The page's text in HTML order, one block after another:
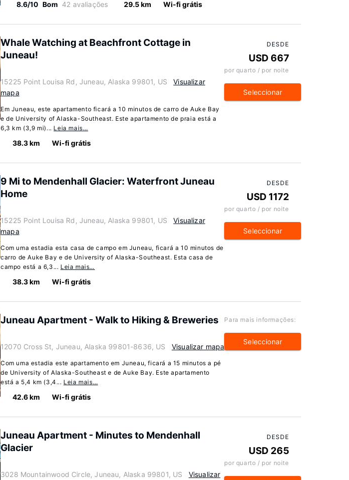
8.6/10 Bom 42 avaliações 29.5 km Wi-fi grátis
Whale Watching at Beachfront Cottage in
Juneau!
15225 Point Louisa Rd, Juneau, Alaska 99801, US
Visualizar
mapa
Em Juneau, este apartamento ficará a 10 minutos de carro de Auke Bay
e de University of Alaska-Southeast. Este apartamento de praia está a
6,3 km (3,9 mi)... Leia mais…
38.3 km Wi-fi grátis
DESDE
USD 667
por quarto / por noite
Seleccionar
9 Mi to Mendenhall Glacier: Waterfront Juneau
Home
15225 Point Louisa Rd, Juneau, Alaska 99801, US
Visualizar
mapa
Com uma estadia esta casa de campo em Juneau, ficará a 10 minutos de
carro de Auke Bay e de University of Alaska-Southeast. Esta casa de
campo está a 6,3... Leia mais…
38.3 km Wi-fi grátis
DESDE
USD 1172
por quarto / por noite
Seleccionar
Juneau Apartment - Walk to Hiking & Breweries
12070 Cross St, Juneau, Alaska 99801-8636, US Visualizar mapa
Com uma estadia este apartamento em Juneau, ficará a 15 minutos a pé
de University of Alaska-Southeast e de Auke Bay. Este apartamento
está a 5,4 km (3,4... Leia mais…
42.6 km Wi-fi grátis
Para mais informações:
Seleccionar
Juneau Apartment - Minutes to Mendenhall
Glacier
3028 Mountainwood Circle, Juneau, Alaska 99801, US
Visualizar
DESDE
USD 265
por quarto / por noite